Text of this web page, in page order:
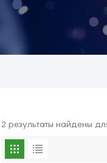
2 результаты найдены